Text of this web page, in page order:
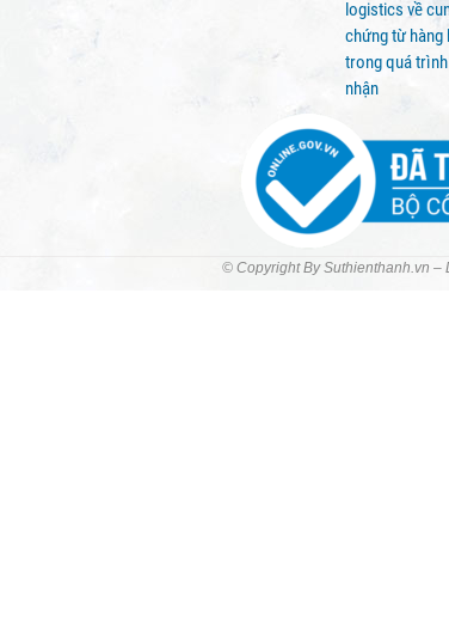
logistics về
chứng từ hàng
trong quá
nhận
© Copyright By Suthienthanh.vn –